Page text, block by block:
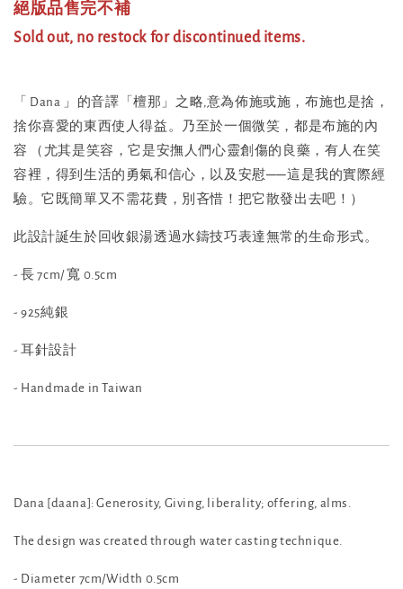
絕版品售完不補
Sold out, no restock for discontinued items.
「 Dana 」的音譯「檀那」之略,意為佈施或施，布施也是捨，
捨你喜愛的東西使人得益。乃至於一個微笑，都是布施的內
容 （尤其是笑容，它是安撫人們心靈創傷的良藥，有人在笑
容裡，得到生活的勇氣和信心，以及安慰──這是我的實際經
驗。它既簡單又不需花費，別吝惜！把它散發出去吧！）
此設計誕生於回收銀湯透過水鑄技巧表達無常的生命形式。
- 長 7cm/ 寬 0.5cm
- 925純銀
- 耳針設計
- Handmade in Taiwan
Dana [daana]: Generosity, Giving, liberality; offering, alms.
The design was created through water casting technique.
- Diameter 7cm/Width 0.5cm